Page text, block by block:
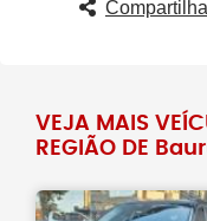
VEJA MAIS
REGIÃO DE